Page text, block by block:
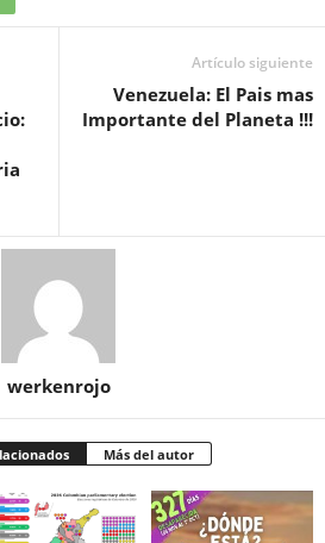
Artículo siguiente
Venezuela: El Pais mas
Importante del Planeta !!!
werkenrojo
Más del autor